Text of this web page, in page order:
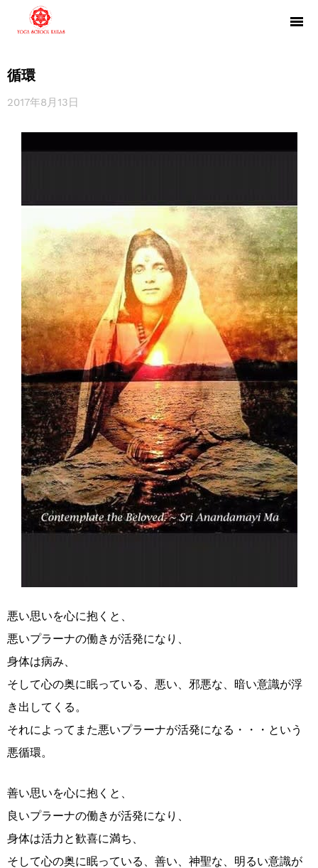
循環
2017年8月13日
悪い思いを心に抱くと、
悪いプラーナの働きが活発になり、
身体は病み、
そして心の奥に眠っている、悪い、邪悪な、暗い意識が浮
き出してくる。
それによってまた悪いプラーナが活発になる・・・という
悪循環。
善い思いを心に抱くと、
良いプラーナの働きが活発になり、
身体は活力と歓喜に満ち、
そして心の奥に眠っている、善い、神聖な、明るい意識が